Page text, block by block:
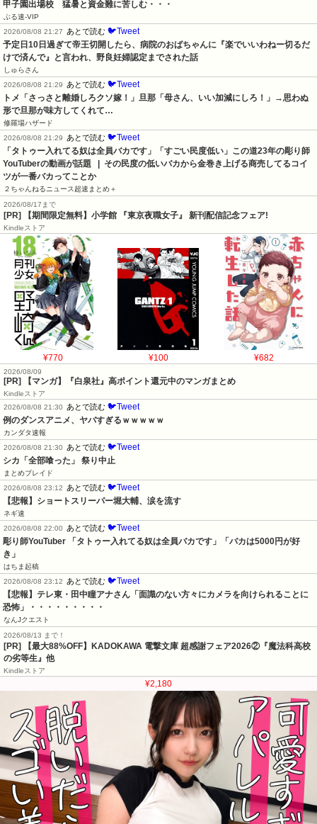
甲子園出場校　猛暑と資金難に苦しむ・・・
ぶる速-VIP
2026/08/08 21:27
あとで読む 🐦Tweet
予定日10日過ぎて帝王切開したら、病院のおばちゃんに『楽でいいわねー切るだ
けで済んで』と言われ、野良妊婦認定までされた話
しゅらさん
2026/08/08 21:29
あとで読む 🐦Tweet
トメ「さっさと離婚しろクソ嫁！」旦那「母さん、いい加減にしろ！」→思わぬ
形で旦那が味方してくれて…
修羅場ハザード
2026/08/08 21:29
あとで読む 🐦Tweet
「タトゥー入れてる奴は全員バカです」「すごい民度低い」この道23年の彫り師
YouTuberの動画が話題   |  その民度の低いバカから金巻き上げる商売してるコイ
ツが一番バカってことか
２ちゃんねるニュース超速まとめ＋
2026/08/17まで
[PR] 【期間限定無料】小学館 『東京夜職女子』 新刊配信記念フェア!
Kindleストア
¥770 ¥100 ¥682
2026/08/09
[PR] 【マンガ】『白泉社』高ポイント還元中のマンガまとめ
Kindleストア
2026/08/08 21:30
あとで読む 🐦Tweet
例のダンスアニメ、ヤバすぎるｗｗｗｗｗ
カンダタ速報
2026/08/08 21:30
あとで読む 🐦Tweet
シカ「全部喰った」 祭り中止
まとめブレイド
2026/08/08 23:12
あとで読む 🐦Tweet
【悲報】ショートスリーパー堀大輔、涙を流す
ネギ速
2026/08/08 22:00
あとで読む 🐦Tweet
彫り師YouTuber 「タトゥー入れてる奴は全員バカです」「バカは5000円が好
き」
はちま起稿
2026/08/08 23:12
あとで読む 🐦Tweet
【悲報】テレ東・田中瞳アナさん「面識のない方々にカメラを向けられることに
恐怖」・・・・・・・・・
なんJクエスト
2026/08/13 まで！
[PR] 【最大88%OFF】KADOKAWA 電撃文庫 超感謝フェア2026②『魔法科高校
の劣等生』他
Kindleストア
¥2,180